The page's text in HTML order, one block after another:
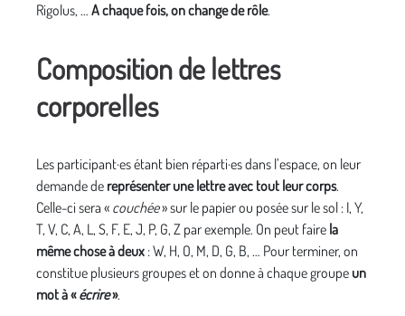
Rigolus, … A chaque fois, on change de rôle.
Composition de lettres
corporelles
Les participant·es étant bien réparti·es dans l’espace, on leur
demande de représenter une lettre avec tout leur corps.
Celle-ci sera « couchée» sur le papier ou posée sur le sol : I, Y,
T, V, C, A, L, S, F, E, J, P, G, Z par exemple. On peut faire la
même chose à deux : W, H, O, M, D, G, B, … Pour terminer, on
constitue plusieurs groupes et on donne à chaque groupe un
mot à «écrire».